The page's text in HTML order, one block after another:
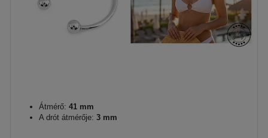
Átmérő: 41 mm
A drót átmérője: 3 mm